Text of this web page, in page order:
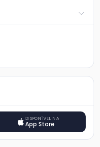
DISPONÍVEL NA
App Store